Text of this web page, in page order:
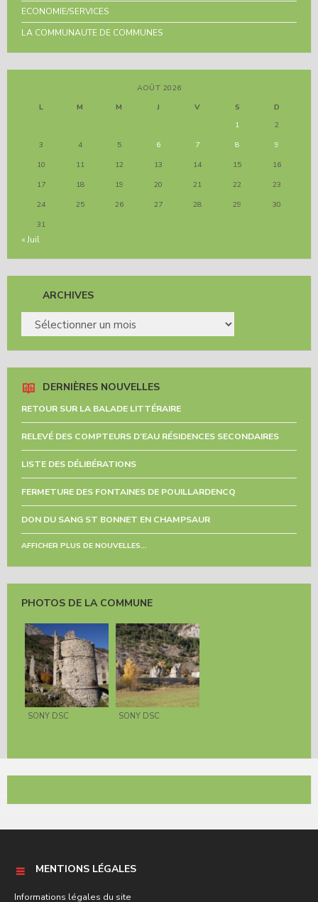
ECONOMIE/SERVICES
LA COMMUNAUTE DE COMMUNES
AOÛT 2026
L
M M J V S
D
1
2
3
4 5 6 7 8
9
10
11 12 13 14 15
16
17
18 19 20 21 22
23
24
25 26 27 28 29
30
31
« Juil
ARCHIVES
DERNIÈRES NOUVELLES
RETOUR SUR LA BALADE LITTÉRAIRE
RELEVÉ DES COMPTEURS D’EAU RÉSIDENCES SECONDAIRES
LISTE DES DÉLIBÉRATIONS
FERMETURE DES FONTAINES DE POUILLARDENCQ
DON DU SANG ST BONNET EN CHAMPSAUR
AFFICHER PLUS DE NOUVELLES...
PHOTOS DE LA COMMUNE
SONY DSC SONY DSC
MENTIONS LÉGALES
Informations légales du site